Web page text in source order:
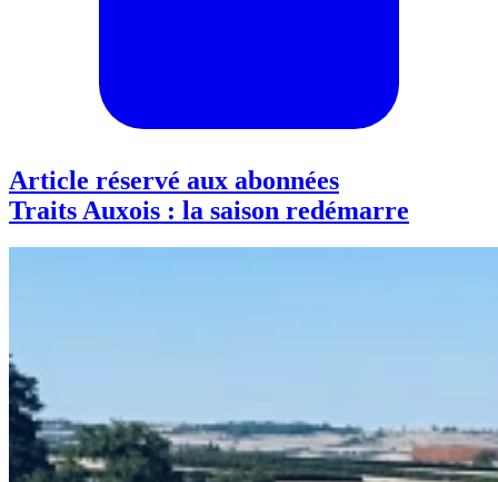
Article réservé aux abonnées
Traits Auxois : la saison redémarre